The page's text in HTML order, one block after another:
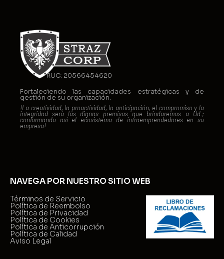
RUC: 20566454620
Fortaleciendo las capacidades estratégicas y de
gestión de su organización.
!La creatividad, la proactividad, la anticipación, el compromiso y la
integridad será las dignas premisas que brindaremos a Ud.;
conformando así el ecosistema de intraemprendedores en su
empresa!
NAVEGA POR NUESTRO SITIO WEB
Términos de Servicio
Política de Reembolso
Política de Privacidad
Política de Cookies
Política de Anticorrupción
Política de Calidad
Aviso Legal